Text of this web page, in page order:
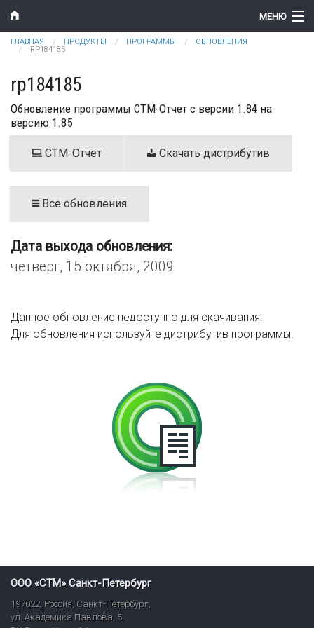
Перейти к основному содержанию
МЕНЮ
Компания
Новости
Продукты
Поддержка
Контакты
Вы здесь
ГЛАВНАЯ ПРОДУКТЫ ПРОГРАММЫ
ОБНОВЛЕНИЯ
RP184185
rp184185
Обновление программы СТМ-Отчет с версии 1.84 на
версию 1.85
СТМ-Отчет Скачать дистрибутив
Все обновления
Дата выхода обновления:
четверг, 15 октября, 2009
Данное обновление недоступно для скачивания.
Для обновления используйте дистрибутив программы.
ООО «СТМ» Санкт-Петербург
197022, Россия, Санкт-Петербург,
ул. Академика Павлова, 5,